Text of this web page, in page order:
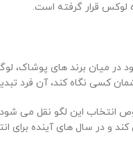
لوکس قرار گرفته است.
آلود در میان برند های
کسی نگاه کند، آن فرد
این لگو نقل می شود
و در سال های آینده برای